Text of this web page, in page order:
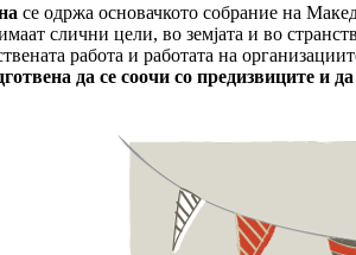
се одржа основачкото собрание на
слични цели, во земјата и во
работа и работата на
да се соочи со предизвиците